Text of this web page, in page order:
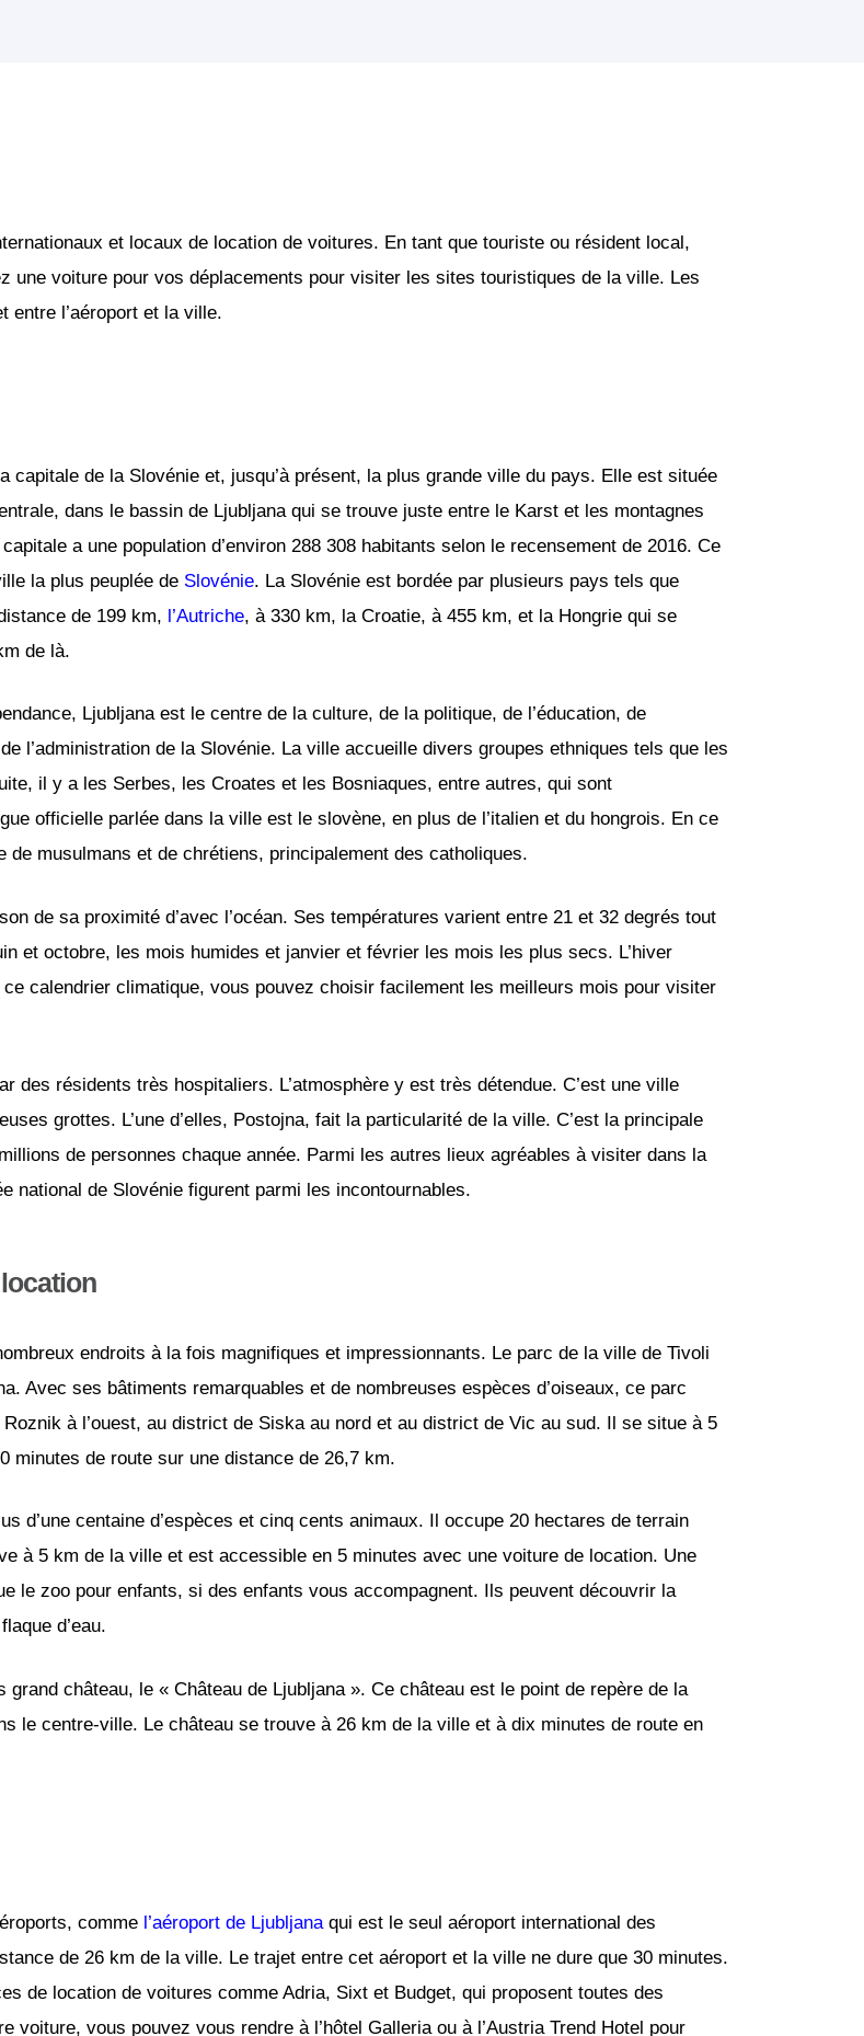
et locaux de location de voitures. En tant que touriste ou résident local,
une voiture pour vos déplacements pour visiter les sites touristiques de la ville. Les
entre l’aéroport et la ville.
capitale de la Slovénie et, jusqu’à présent, la plus grande ville du pays. Elle est située
dans le bassin de Ljubljana qui se trouve juste entre le Karst et les montagnes
a une population d’environ 288 308 habitants selon le recensement de 2016. Ce
la plus peuplée de Slovénie. La Slovénie est bordée par plusieurs pays tels que
de 199 km, l’Autriche, à 330 km, la Croatie, à 455 km, et la Hongrie qui se
de là.
Ljubljana est le centre de la culture, de la politique, de l’éducation, de
de l’administration de la Slovénie. La ville accueille divers groupes ethniques tels que les
il y a les Serbes, les Croates et les Bosniaques, entre autres, qui sont
officielle parlée dans la ville est le slovène, en plus de l’italien et du hongrois. En ce
musulmans et de chrétiens, principalement des catholiques.
de sa proximité d’avec l’océan. Ses températures varient entre 21 et 32 degrés tout
et octobre, les mois humides et janvier et février les mois les plus secs. L’hiver
calendrier climatique, vous pouvez choisir facilement les meilleurs mois pour visiter
des résidents très hospitaliers. L’atmosphère y est très détendue. C’est une ville
grottes. L’une d’elles, Postojna, fait la particularité de la ville. C’est la principale
de personnes chaque année. Parmi les autres lieux agréables à visiter dans la
national de Slovénie figurent parmi les incontournables.
endroits à la fois magnifiques et impressionnants. Le parc de la ville de Tivoli
Avec ses bâtiments remarquables et de nombreuses espèces d’oiseaux, ce parc
à l’ouest, au district de Siska au nord et au district de Vic au sud. Il se situe à 5
minutes de route sur une distance de 26,7 km.
d’une centaine d’espèces et cinq cents animaux. Il occupe 20 hectares de terrain
à 5 km de la ville et est accessible en 5 minutes avec une voiture de location. Une
le zoo pour enfants, si des enfants vous accompagnent. Ils peuvent découvrir la
d’eau.
château, le « Château de Ljubljana ». Ce château est le point de repère de la
le centre-ville. Le château se trouve à 26 km de la ville et à dix minutes de route en
comme l’aéroport de Ljubljana qui est le seul aéroport international des
de 26 km de la ville. Le trajet entre cet aéroport et la ville ne dure que 30 minutes.
de location de voitures comme Adria, Sixt et Budget, qui proposent toutes des
vous pouvez vous rendre à l’hôtel Galleria ou à l’Austria Trend Hotel pour